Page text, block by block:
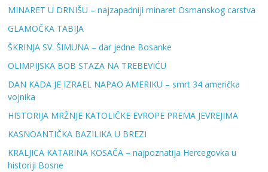
MINARET U DRNIŠU – najzapadniji minaret Osmanskog carstva
GLAMOČKA TABIJA
ŠKRINJA SV. ŠIMUNA – dar jedne Bosanke
OLIMPIJSKA BOB STAZA NA TREBEVIĆU
DAN KADA JE IZRAEL NAPAO AMERIKU – smrt 34 američka
vojnika
HISTORIJA MRŽNJE KATOLIČKE EVROPE PREMA JEVREJIMA
KASNOANTIČKA BAZILIKA U BREZI
KRALJICA KATARINA KOSAČA – najpoznatija Hercegovka u
historiji Bosne